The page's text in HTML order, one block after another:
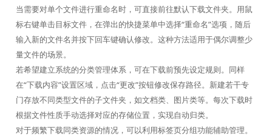
当需要对单个文件进行重命名时，可直接前往默认下载文件夹。用鼠
标右键单击目标文件，在弹出的快捷菜单中选择“重命名”选项，随后
输入新的文件名并按下回车键确认修改。这种方法适用于偶尔调整少
量文件的场景。
若希望建立系统的分类管理体系，可在下载前预先设定规则。同样
在“下载内容”设置区域，点击“更改”按钮修改保存路径。新建若干专
门存放不同类型文件的子文件夹，如文档类、图片类等。每次下载时
根据文件性质手动选择对应的存储位置，实现自动归类。
对于频繁下载同类资源的情况，可以利用标签页分组功能辅助管理。